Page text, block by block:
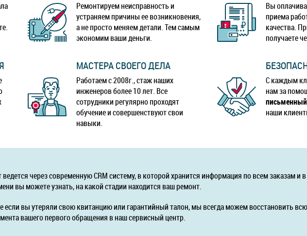
Ремонтируем неисправность и
устраняем причины ее возникновения,
а не просто меняем детали. Тем самым
экономим ваши деньги.
Вы
приема
качества.
получаете
МАСТЕРА СВОЕГО ДЕЛА
Работаем с 2008г., стаж наших
инженеров более 10 лет. Все
сотрудники регулярно проходят
обучение и совершенствуют свои
навыки.
С каждым
нам за
наши
ведется через современную CRM систему, в которой хранится информация по всем заказам и
вы можете узнать, на какой стадии находится ваш ремонт.
если вы утеряли свою квитанцию или гарантийный талон, мы всегда можем восстановить
вашего первого обращения в наш сервисный центр.